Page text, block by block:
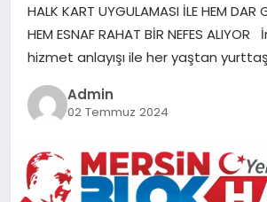
YAŞAM
SPOR
KÜNYE
HALK KART UYGULAMASI İLE HEM DAR
HEM ESNAF RAHAT BİR NEFES
hizmet anlayışı ile her yaştan
Admin
02 Temmuz 2024